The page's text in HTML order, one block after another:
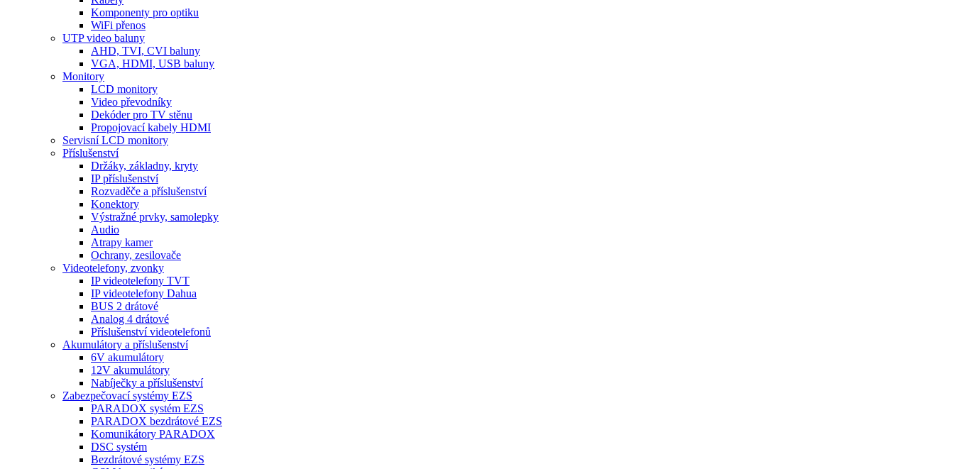
Komponenty pro optiku
WiFi přenos
UTP video baluny
AHD, TVI, CVI baluny
VGA, HDMI, USB baluny
Monitory
LCD monitory
Video převodníky
Dekóder pro TV stěnu
Propojovací kabely HDMI
Servisní LCD monitory
Příslušenství
Držáky, základny, kryty
IP příslušenství
Rozvaděče a příslušenství
Konektory
Výstražné prvky, samolepky
Audio
Atrapy kamer
Ochrany, zesilovače
Videotelefony, zvonky
IP videotelefony TVT
IP videotelefony Dahua
BUS 2 drátové
Analog 4 drátové
Příslušenství videotelefonů
Akumulátory a příslušenství
6V akumulátory
12V akumulátory
Nabíječky a příslušenství
Zabezpečovací systémy EZS
PARADOX systém EZS
PARADOX bezdrátové EZS
Komunikátory PARADOX
DSC systém
Bezdrátové systémy EZS